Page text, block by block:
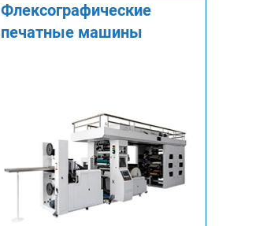
Флексографические
печатные машины